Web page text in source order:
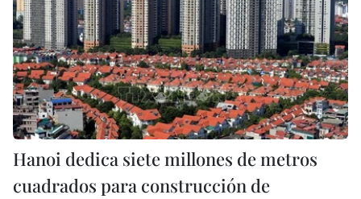
Hanoi dedica siete millones de metros
cuadrados para construcción de